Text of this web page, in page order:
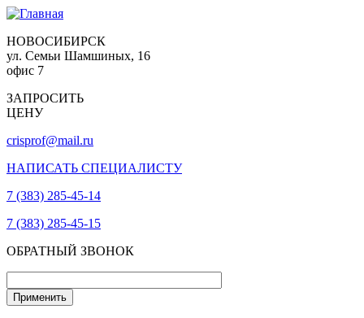
НОВОСИБИРСК
ул. Семьи Шамшиных, 16
офис 7
ЗАПРОСИТЬ
ЦЕНУ
crisprof@mail.ru
НАПИСАТЬ СПЕЦИАЛИСТУ
7 (383) 285-45-14
7 (383) 285-45-15
ОБРАТНЫЙ ЗВОНОК